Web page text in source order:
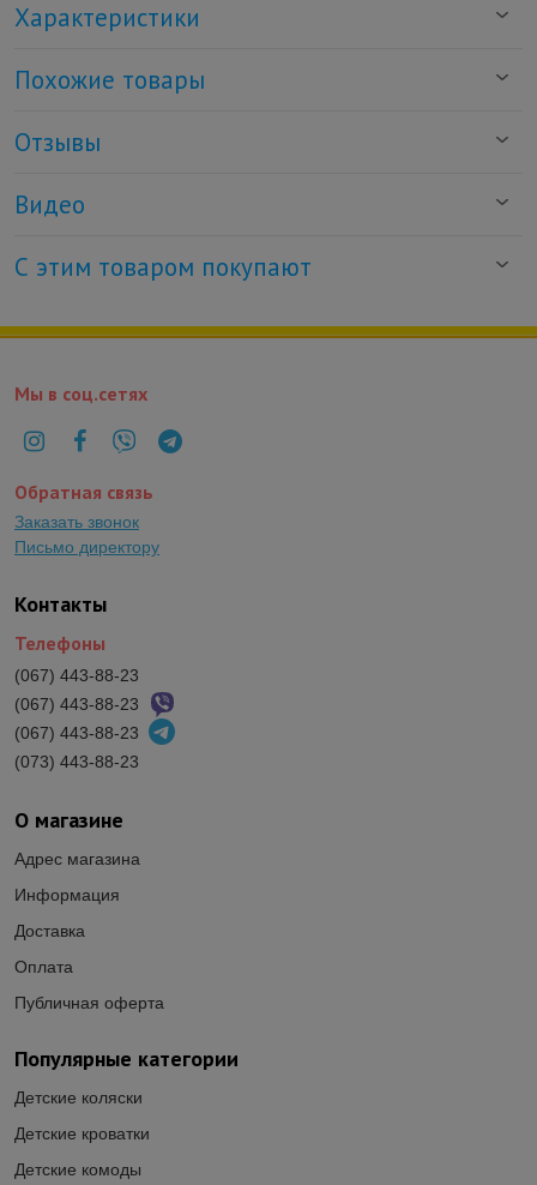
Характеристики
Похожие товары
Отзывы
Видео
С этим товаром покупают
Популярные категории
Детские коляски
Детские кроватки
Детские комоды
О магазине
Адрес магазина
Информация
Доставка
Оплата
Публичная оферта
Контакты
Телефоны
(067) 443-88-23
(067) 443-88-23
(067) 443-88-23
(073) 443-88-23
Мы в соц.сетях
Обратная связь
Заказать звонок
Письмо директору